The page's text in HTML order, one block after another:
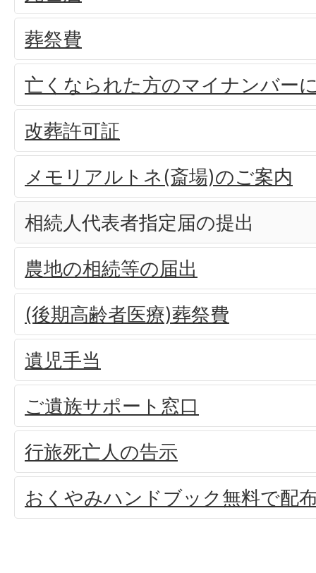
葬祭費
亡くなられた方のマイナンバー
改葬許可証
メモリアルトネ(斎場)のご案内
相続人代表者指定届の提出
農地の相続等の届出
(後期高齢者医療)葬祭費
遺児手当
ご遺族サポート窓口
行旅死亡人の告示
おくやみハンドブック無料で配